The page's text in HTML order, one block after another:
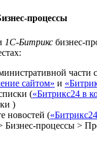
процессы
1С-Битрикс бизнес-
части
сайтом» и
(«Битрикс24 в
)
новостей (
Бизнес-процессы >